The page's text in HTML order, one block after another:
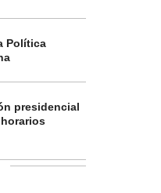
Política
presidencial